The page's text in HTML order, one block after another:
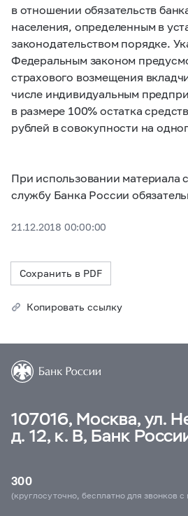
в отношении обязательств
населения, определенным в
законодательством порядке.
Федеральным законом
страхового возмещения
числе индивидуальным
в размере 100% остатка
рублей в совокупности на
При использовании материала
службу Банка России
21.12.2018 00:00:00
Сохранить в PDF
Копировать ссылку
107016, Москва, ул.
д. 12, к. В, Банк
300
(круглосуточно, бесплатно для звонков